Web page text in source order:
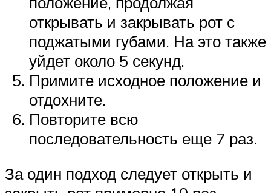
открывать и закрывать рот с
поджатыми губами. На это также
уйдет около 5 секунд.
Примите исходное положение и
отдохните.
Повторите всю
последовательность еще 7 раз.
За один подход следует открыть и